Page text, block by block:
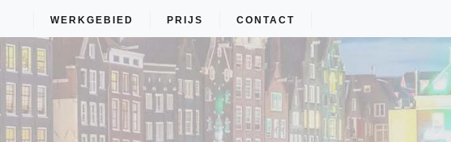
WERKGEBIED PRIJS CONTACT